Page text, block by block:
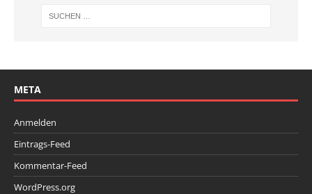
META
Anmelden
Eintrags-Feed
Kommentar-Feed
WordPress.org